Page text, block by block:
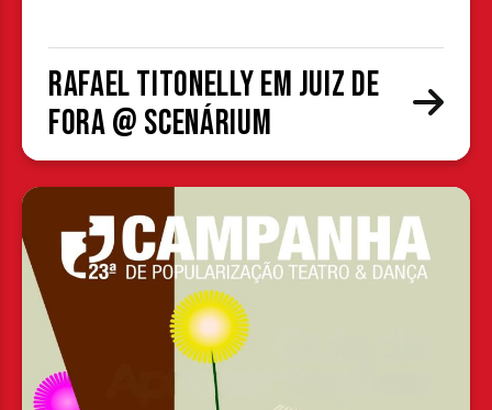
Rafael Titonelly em Juiz de
Fora @ Scenárium